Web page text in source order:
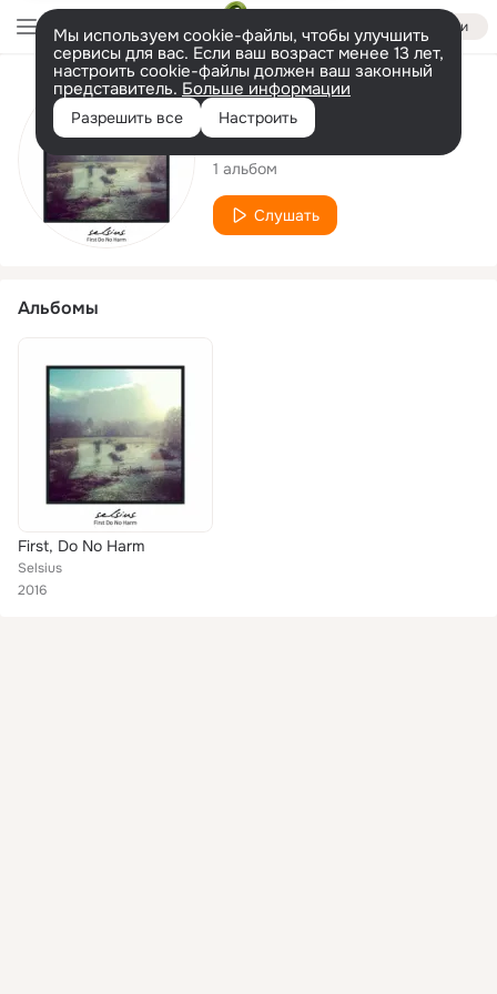
Войти
Мы используем cookie-файлы, чтобы улучшить
сервисы для вас. Если ваш возраст менее 13 лет,
настроить cookie-файлы должен ваш законный
представитель. Больше информации
Разрешить все Настроить
Исполнитель
Selsius
1 альбом
Слушать
Альбомы
First, Do No Harm
Selsius
2016